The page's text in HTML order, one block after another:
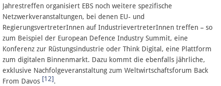
Jahrestreffen organisiert EBS noch weitere spezifische
Netzwerkveranstaltungen, bei denen EU- und
RegierungsvertreterInnen auf IndustrievertreterInnen treffen – so
zum Beispiel der European Defence Industry Summit, eine
Konferenz zur Rüstungsindustrie oder Think Digital, eine Plattform
zum digitalen Binnenmarkt. Dazu kommt die ebenfalls jährliche,
exklusive Nachfolgeveranstaltung zum Weltwirtschaftsforum Back
From Davos [12].